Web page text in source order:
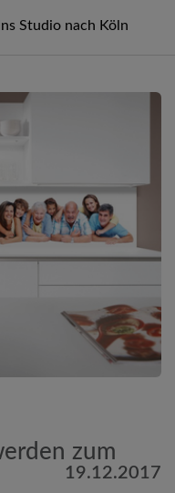
Studio nach Köln
zum
19.12.2017